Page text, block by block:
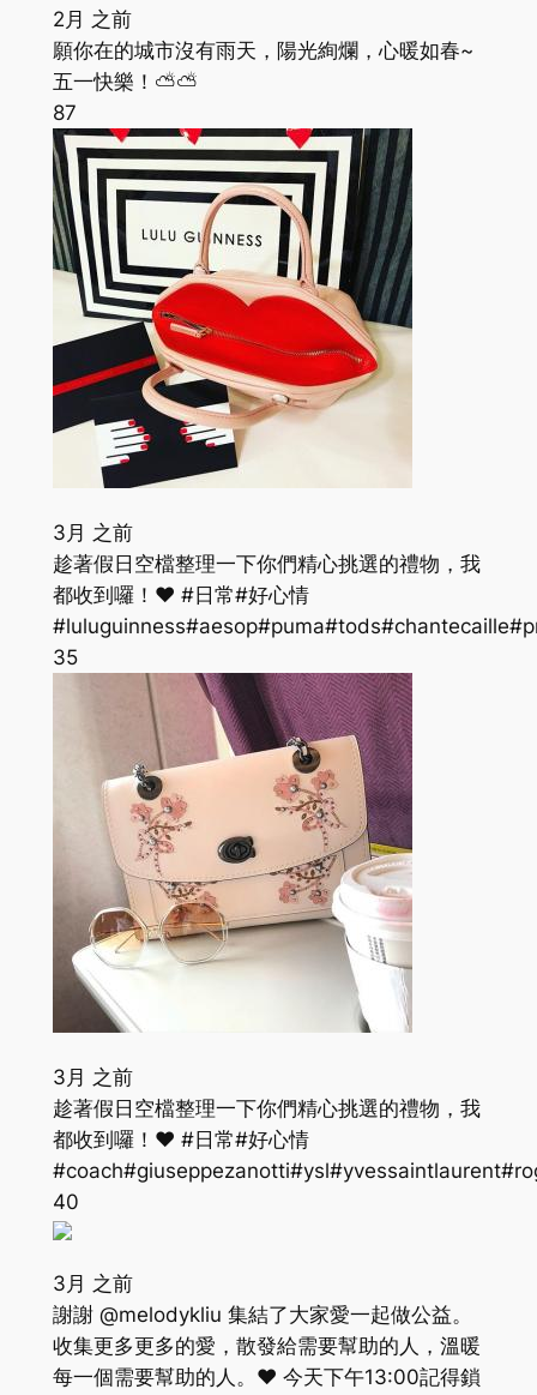
2月 之前
願你在的城市沒有雨天，陽光絢爛，心暖如春~
五一快樂！⛅️⛅️
87
3月 之前
趁著假日空檔整理一下你們精心挑選的禮物，我
都收到囉！❤️ #日常#好心情
35
3月 之前
趁著假日空檔整理一下你們精心挑選的禮物，我
都收到囉！❤️ #日常#好心情
40
3月 之前
謝謝 @melodykliu 集結了大家愛一起做公益。
收集更多更多的愛，散發給需要幫助的人，溫暖
每一個需要幫助的人。❤️ 今天下午13:00記得鎖